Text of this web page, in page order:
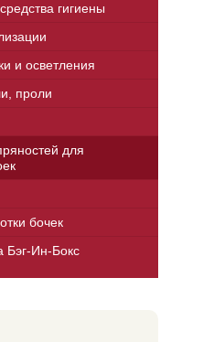
гигиены
и осветления
проли
для
бочек
Бэг-Ин-Бокс